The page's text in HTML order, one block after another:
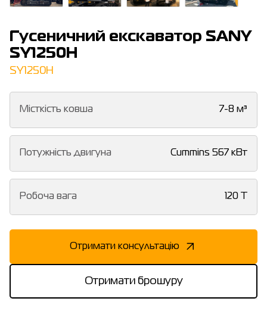
Гусеничний екскаватор SANY
SY1250H
SY1250H
Місткість ковша 7-8 м³
Потужність двигуна Cummins 567 кВт
Робоча вага 120 T
Отримати консультацію
Отримати брошуру